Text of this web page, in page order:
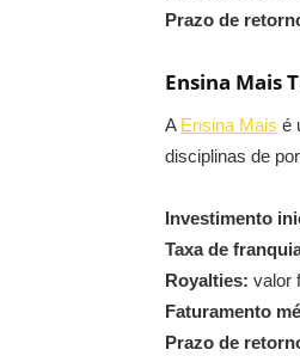
Prazo de
Ensina Mais
A Ensina Mais é
disciplinas de
Investimento
Taxa de
Royalties: valor
Faturamento
Prazo de